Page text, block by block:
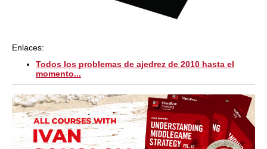
Enlaces:
Todos los problemas de ajedrez de 2010 hasta el
momento...